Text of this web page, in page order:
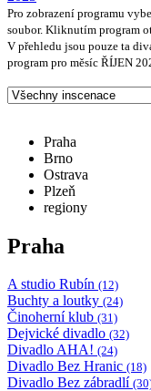
Pro zobrazení programu
soubor. Kliknutím program
V přehledu jsou pouze ta
program pro měsíc ŘÍJEN
Praha
Brno
Ostrava
Plzeň
regiony
Praha
A studio Rubín (12)
Buchty a loutky (24)
Činoherní klub (31)
Dejvické divadlo (32)
Divadlo AHA! (24)
Divadlo Bez Hranic (18)
Divadlo Bez zábradlí